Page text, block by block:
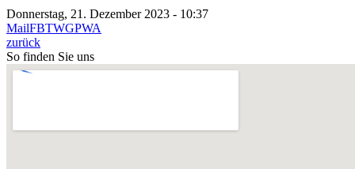
Donnerstag, 21. Dezember 2023 - 10:37
MailFBTWGPWA
zurück
So finden Sie uns